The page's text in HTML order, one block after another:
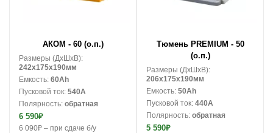
АКОМ - 60 (о.п.)
Размеры (ДxШxВ):
242x175x190мм
Емкость: 60Ah
Пусковой ток: 540A
Полярность: обратная
6 590₽
6 090₽ – при сдаче б/у
Тюмень PREMIUM - 50
(о.п.)
Размеры (ДxШxВ):
206x175x190мм
Емкость: 50Ah
Пусковой ток: 440A
Полярность: обратная
5 590₽